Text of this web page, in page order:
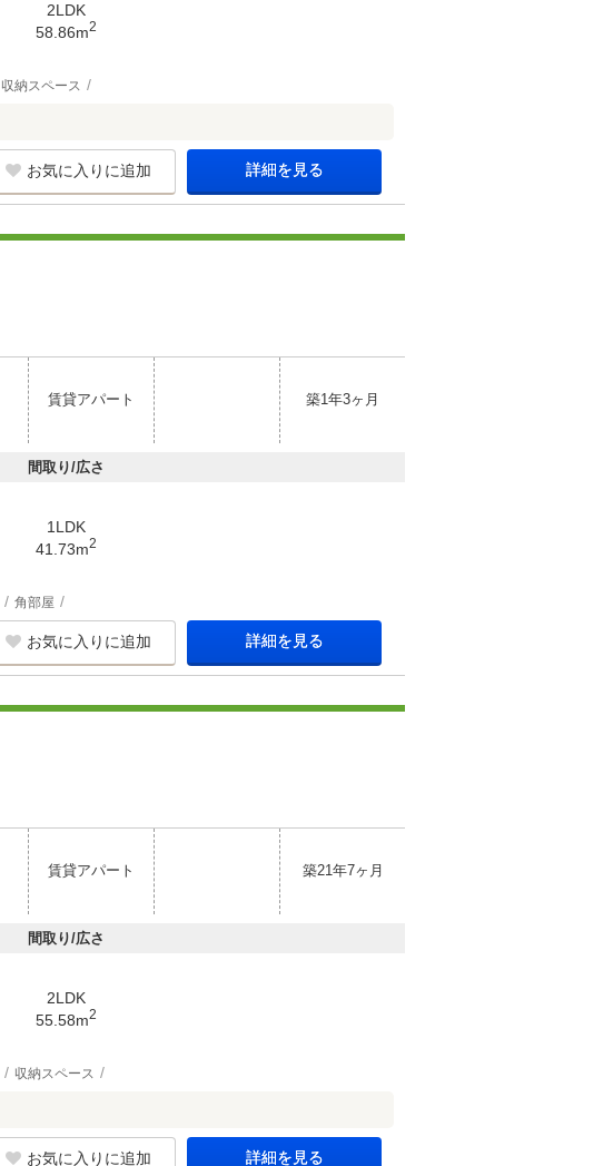
2LDK
58.86m2
収納スペース
お気に入りに追加 詳細を見る
賃貸アパート 築1年3ヶ月
間取り/広さ
1LDK
41.73m2
角部屋
お気に入りに追加 詳細を見る
賃貸アパート 築21年7ヶ月
間取り/広さ
2LDK
55.58m2
収納スペース
お気に入りに追加 詳細を見る